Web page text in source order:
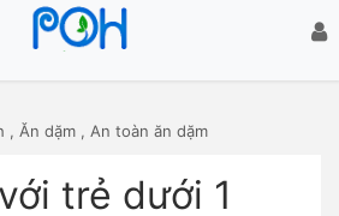
, Ăn dặm , An toàn ăn dặm
trẻ dưới 1